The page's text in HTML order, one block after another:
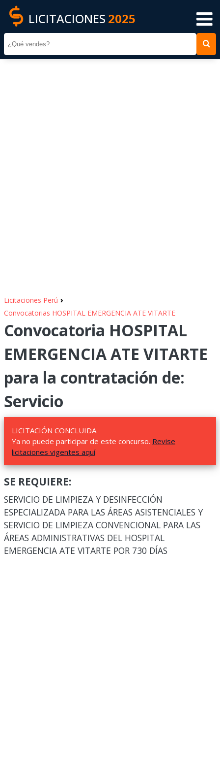
LICITACIONES 2025
Licitaciones Perú ›
Convocatorias HOSPITAL EMERGENCIA ATE VITARTE
Convocatoria HOSPITAL
EMERGENCIA ATE VITARTE
para la contratación de:
Servicio
LICITACIÓN CONCLUIDA.
Ya no puede participar de este concurso. Revise
licitaciones vigentes aquí
SE REQUIERE:
SERVICIO DE LIMPIEZA Y DESINFECCIÓN
ESPECIALIZADA PARA LAS ÁREAS ASISTENCIALES Y
SERVICIO DE LIMPIEZA CONVENCIONAL PARA LAS
ÁREAS ADMINISTRATIVAS DEL HOSPITAL
EMERGENCIA ATE VITARTE POR 730 DÍAS